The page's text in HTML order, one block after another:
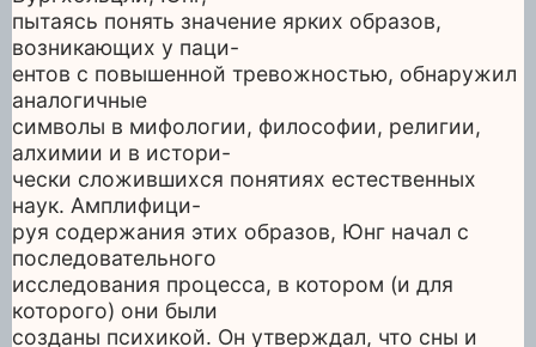
пытаясь понять значение ярких образов,
возникающих у паци-
ентов с повышенной тревожностью, обнаружил
аналогичные
символы в мифологии, философии, религии,
алхимии и в истори-
чески сложившихся понятиях естественных
наук. Амплифици-
руя содержания этих образов, Юнг начал с
последовательного
исследования процесса, в котором (и для
которого) они были
созданы психикой. Он утверждал, что сны и